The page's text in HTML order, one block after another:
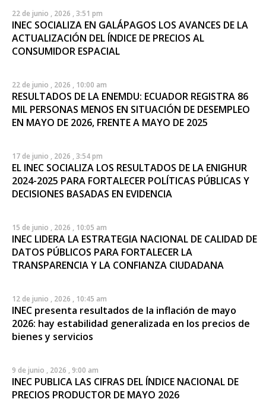
22 de junio , 2026 , 3:51 pm
INEC SOCIALIZA EN GALÁPAGOS LOS AVANCES DE LA
ACTUALIZACIÓN DEL ÍNDICE DE PRECIOS AL
CONSUMIDOR ESPACIAL
22 de junio , 2026 , 10:00 am
RESULTADOS DE LA ENEMDU: ECUADOR REGISTRA 86
MIL PERSONAS MENOS EN SITUACIÓN DE DESEMPLEO
EN MAYO DE 2026, FRENTE A MAYO DE 2025
17 de junio , 2026 , 3:54 pm
EL INEC SOCIALIZA LOS RESULTADOS DE LA ENIGHUR
2024-2025 PARA FORTALECER POLÍTICAS PÚBLICAS Y
DECISIONES BASADAS EN EVIDENCIA
15 de junio , 2026 , 10:05 am
INEC LIDERA LA ESTRATEGIA NACIONAL DE CALIDAD DE
DATOS PÚBLICOS PARA FORTALECER LA
TRANSPARENCIA Y LA CONFIANZA CIUDADANA
12 de junio , 2026 , 10:45 am
INEC presenta resultados de la inflación de mayo
2026: hay estabilidad generalizada en los precios de
bienes y servicios
9 de junio , 2026 , 9:00 am
INEC PUBLICA LAS CIFRAS DEL ÍNDICE NACIONAL DE
PRECIOS PRODUCTOR DE MAYO 2026